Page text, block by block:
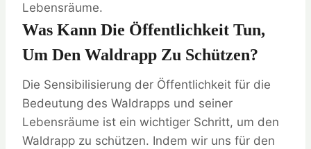
Lebensräume.
Was Kann Die Öffentlichkeit Tun,
Um Den Waldrapp Zu Schützen?
Die Sensibilisierung der Öffentlichkeit für die
Bedeutung des Waldrapps und seiner
Lebensräume ist ein wichtiger Schritt, um den
Waldrapp zu schützen. Indem wir uns für den